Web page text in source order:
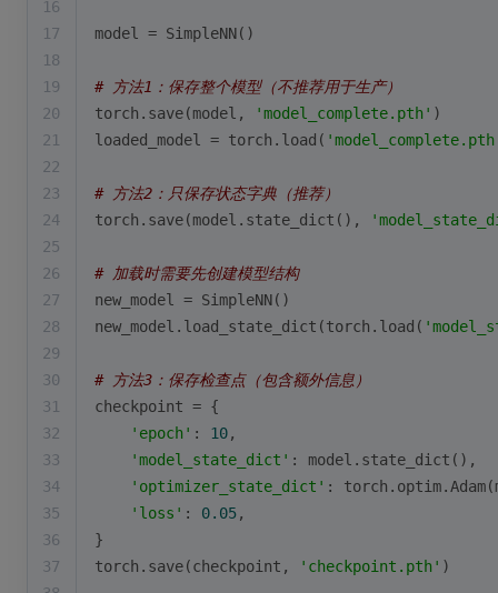
16
17
model = SimpleNN()
18
19
# 方法1：保存整个模型（不推荐用于生产）
20
torch.save(model, 'model_complete.pth' )
21
loaded_model = torch.load(
22
23
# 方法2：只保存状态字典（推荐）
24
torch.save(model.state_dict(),
25
26
# 加载时需要先创建模型结构
27
new_model = SimpleNN()
28
new_model.load_state_dict(torch.load(
29
30
# 方法3：保存检查点（包含额外信息）
31
checkpoint = {
32
'epoch' : 10,
33
'model_state_dict' : model.state_dict(),
34
'optimizer_state_dict' :
35
'loss' : 0.05,
36
}
37
torch.save(checkpoint, 'checkpoint.pth' )